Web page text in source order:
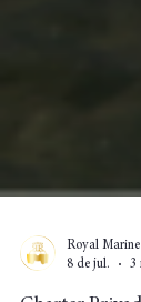
Royal Marine